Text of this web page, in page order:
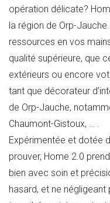
opération délicate?
la région de Orp-
ressources en vos
qualité supérieure, que
extérieurs ou encore
tant que décorateur
de Orp-Jauche,
Chaumont-Gistoux, … .
Expérimentée et dotée
prouver, Home 2.0
bien avec soin et
hasard, et ne